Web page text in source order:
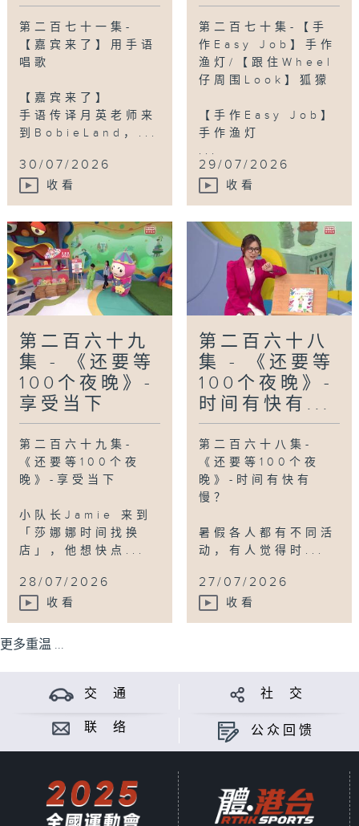
第二百七十一集-
【嘉宾来了】用手语
唱歌
【嘉宾来了】
手语传译月英老师来
到BobieLand，...
30/07/2026
收看
第二百七十集-【手
作Easy Job】手作
渔灯/【跟住Wheel
仔周围Look】狐獴
【手作Easy Job】
手作渔灯
...
29/07/2026
收看
第二百六十九
集 - 《还要等
100个夜晚》-
享受当下
第二百六十九集-
《还要等100个夜
晚》-享受当下
小队长Jamie 来到
「莎娜娜时间找换
店」，他想快点...
28/07/2026
收看
第二百六十八
集 - 《还要等
100个夜晚》-
时间有快有...
第二百六十八集-
《还要等100个夜
晚》-时间有快有
慢？
暑假各人都有不同活
动，有人觉得时...
27/07/2026
收看
更多重温 ...
交 通 社 交
联 络 公众回馈